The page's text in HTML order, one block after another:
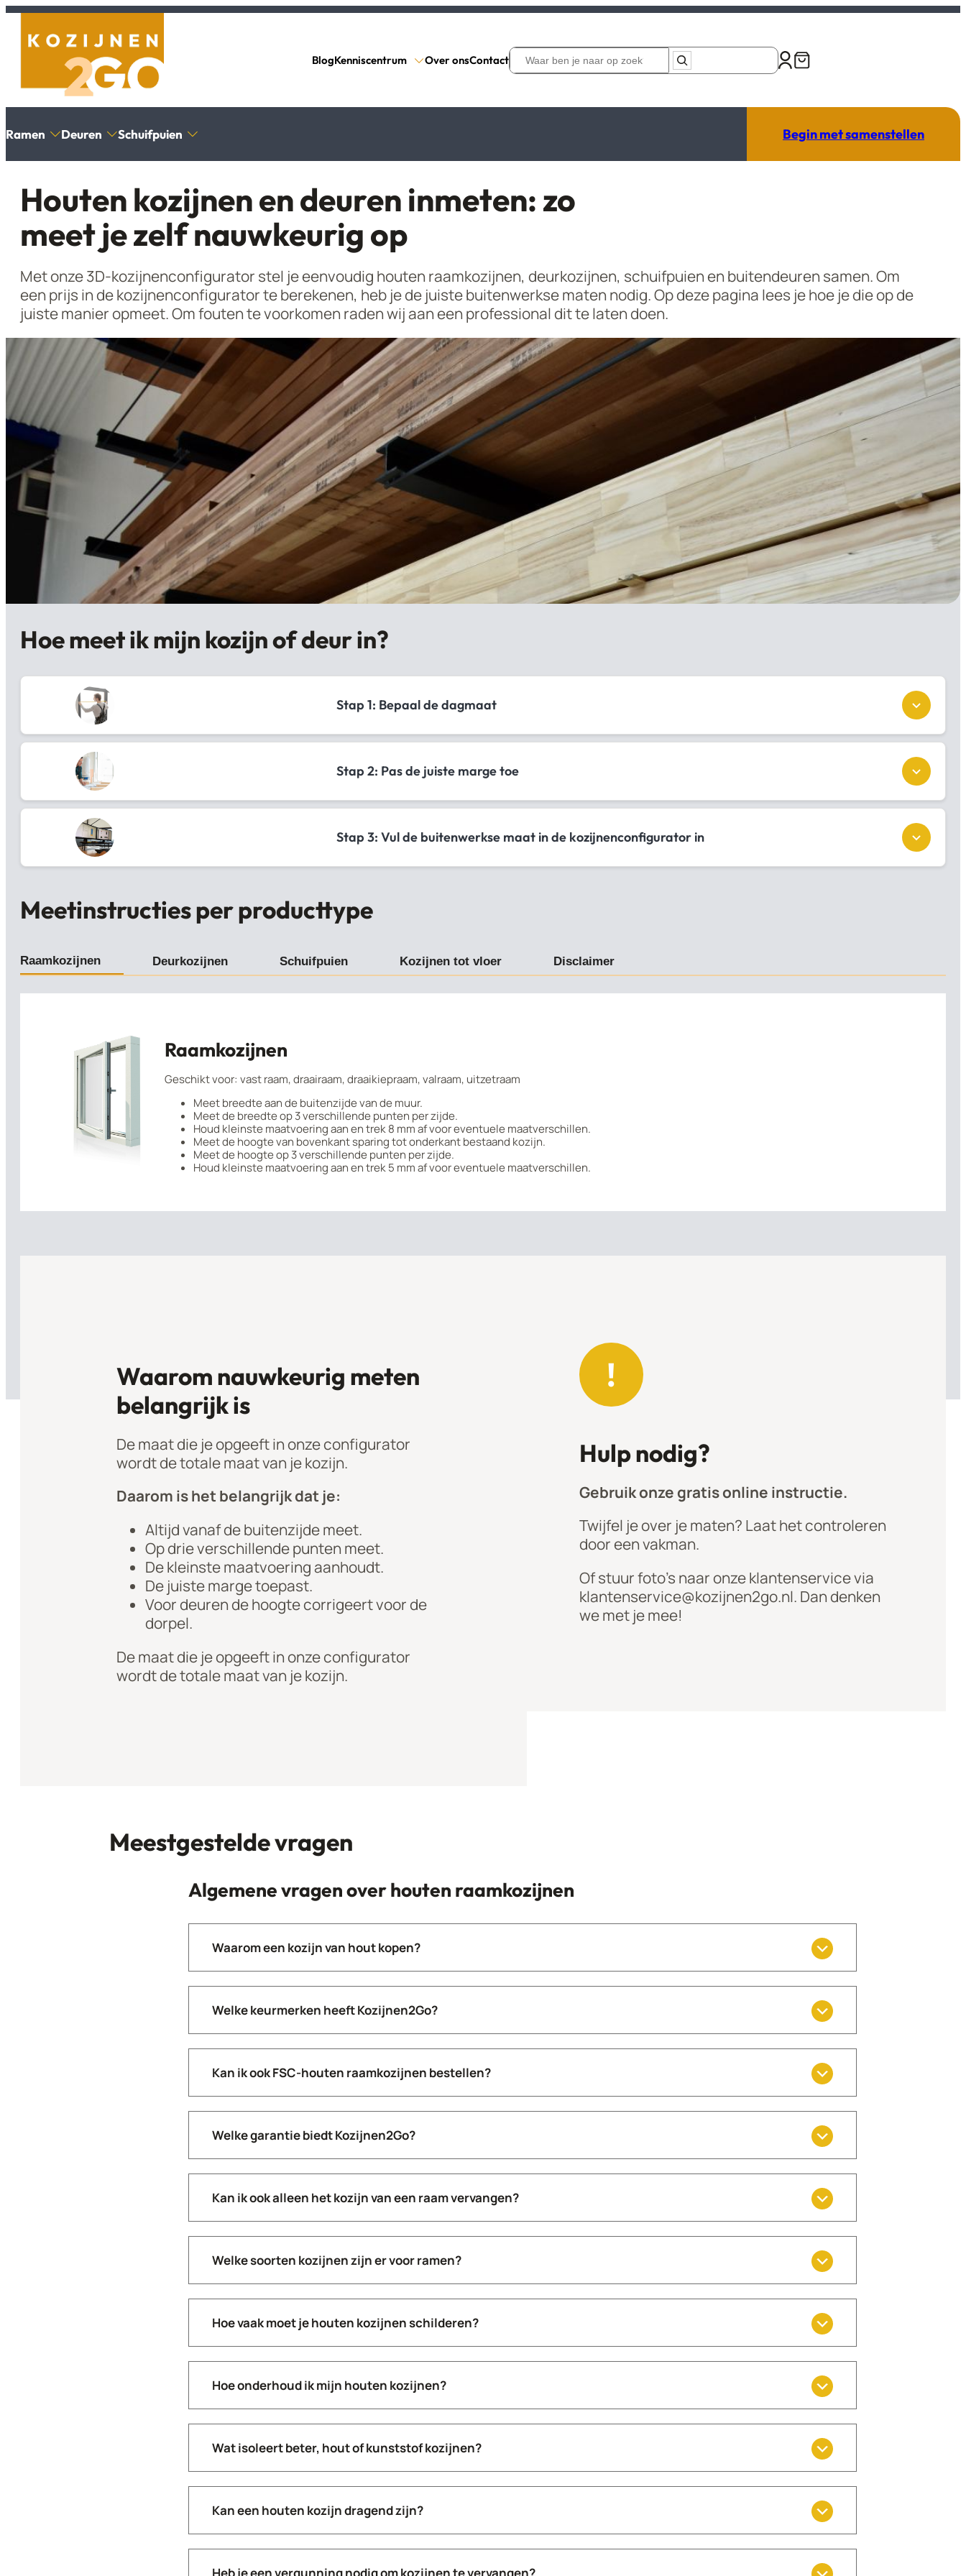
BlogKenniscentrum Over onsContact
Search
Ramen
Draaikiepraam
Uitzetraam
Valraam
Vast raam
Productinformatie
Veelgestelde vragen
Contact
Deuren
Openslaande deuren
Achterdeuren
Tuindeuren
Schuurdeuren
Garagedeuren
Buitendeurkozijnen
Inmeten
Glas Ventilatieroosters
Contact
Schuifpuien
2-delige schuifpui
Productinformatie
Glas Ventilatieroosters
Contact
Begin met samenstellen
Houten kozijnen en deuren inmeten: zo
meet je zelf nauwkeurig op
Met onze 3D-kozijnenconfigurator stel je eenvoudig houten raamkozijnen, deurkozijnen, schuifpuien en buitendeuren samen. Om
een prijs in de kozijnenconfigurator te berekenen, heb je de juiste buitenwerkse maten nodig. Op deze pagina lees je hoe je die op de
juiste manier opmeet. Om fouten te voorkomen raden wij aan een professional dit te laten doen.
Hoe meet ik mijn kozijn of deur in?
Stap 1: Bepaal de dagmaat
Stap 2: Pas de juiste marge toe
Stap 3: Vul de buitenwerkse maat in de kozijnenconfigurator in
Meetinstructies per producttype
Raamkozijnen Deurkozijnen Schuifpuien Kozijnen tot vloer Disclaimer
Raamkozijnen
Geschikt voor: vast raam, draairaam, draaikiepraam, valraam, uitzetraam
Meet breedte aan de buitenzijde van de muur.
Meet de breedte op 3 verschillende punten per zijde.
Houd kleinste maatvoering aan en trek 8 mm af voor eventuele maatverschillen.
Meet de hoogte van bovenkant sparing tot onderkant bestaand kozijn.
Meet de hoogte op 3 verschillende punten per zijde.
Houd kleinste maatvoering aan en trek 5 mm af voor eventuele maatverschillen.
Waarom nauwkeurig meten
belangrijk is
De maat die je opgeeft in onze configurator
wordt de totale maat van je kozijn.
Daarom is het belangrijk dat je:
Altijd vanaf de buitenzijde meet.
Op drie verschillende punten meet.
De kleinste maatvoering aanhoudt.
De juiste marge toepast.
Voor deuren de hoogte corrigeert voor de
dorpel.
De maat die je opgeeft in onze configurator
wordt de totale maat van je kozijn.
!
Hulp nodig?
Gebruik onze gratis online instructie.
Twijfel je over je maten? Laat het controleren
door een vakman.
Of stuur foto’s naar onze klantenservice via
klantenservice@kozijnen2go.nl. Dan denken
we met je mee!
Meestgestelde vragen
Algemene vragen over houten raamkozijnen
Waarom een kozijn van hout kopen?
Welke keurmerken heeft Kozijnen2Go?
Kan ik ook FSC-houten raamkozijnen bestellen?
Welke garantie biedt Kozijnen2Go?
Kan ik ook alleen het kozijn van een raam vervangen?
Welke soorten kozijnen zijn er voor ramen?
Hoe vaak moet je houten kozijnen schilderen?
Hoe onderhoud ik mijn houten kozijnen?
Wat isoleert beter, hout of kunststof kozijnen?
Kan een houten kozijn dragend zijn?
Heb je een vergunning nodig om kozijnen te vervangen?